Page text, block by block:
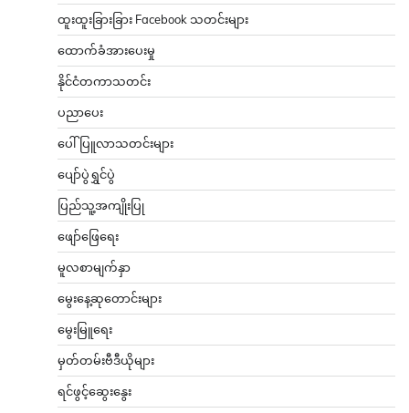
ထူးထူးခြားခြား Facebook သတင်းများ
ထောက်ခံအားပေးမှု
နိုင်ငံတကာသတင်း
ပညာပေး
ပေါ်ပြူလာသတင်းများ
ပျော်ပွဲရွှင်ပွဲ
ပြည်သူ့အကျိုးပြု
ဖျော်ဖြေရေး
မူလစာမျက်နှာ
မွေးနေ့ဆုတောင်းများ
မွေးမြူရေး
မှတ်တမ်းဗီဒီယိုများ
ရင်ဖွင့်ဆွေးနွေး